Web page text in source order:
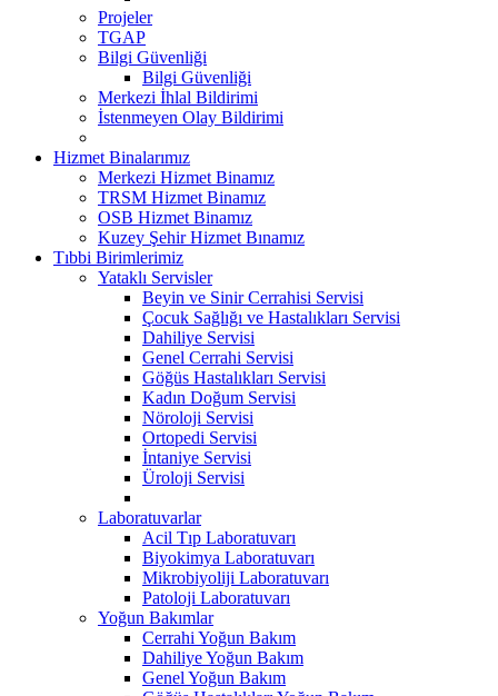
Projeler
TGAP
Bilgi Güvenliği
Bilgi Güvenliği
Merkezi İhlal Bildirimi
İstenmeyen Olay Bildirimi
Hizmet Binalarımız
Merkezi Hizmet Binamız
TRSM Hizmet Binamız
OSB Hizmet Binamız
Kuzey Şehir Hizmet Bınamız
Tıbbi Birimlerimiz
Yataklı Servisler
Beyin ve Sinir Cerrahisi Servisi
Çocuk Sağlığı ve Hastalıkları Servisi
Dahiliye Servisi
Genel Cerrahi Servisi
Göğüs Hastalıkları Servisi
Kadın Doğum Servisi
Nöroloji Servisi
Ortopedi Servisi
İntaniye Servisi
Üroloji Servisi
Laboratuvarlar
Acil Tıp Laboratuvarı
Biyokimya Laboratuvarı
Mikrobiyoliji Laboratuvarı
Patoloji Laboratuvarı
Yoğun Bakımlar
Cerrahi Yoğun Bakım
Dahiliye Yoğun Bakım
Genel Yoğun Bakım